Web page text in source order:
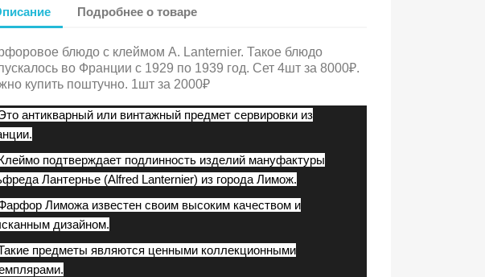
Подробнее о товаре
блюдо с клеймом A. Lanternier. Такое блюдо
во Франции с 1929 по 1939 год. Сет 4шт за 8000₽.
купить поштучно. 1шт за 2000₽
антикварный или винтажный предмет сервировки из
подтверждает подлинность изделий мануфактуры
Лантернье (Alfred Lanternier) из города Лимож.
Лиможа известен своим высоким качеством и
дизайном.
предметы являются ценными коллекционными